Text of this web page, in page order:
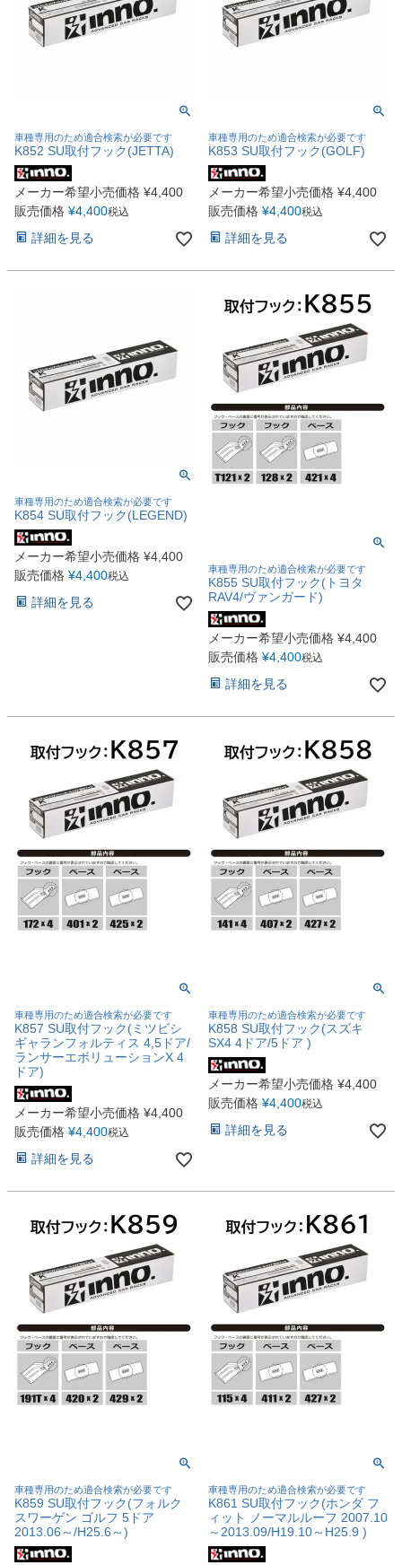
車種専用のため適合検索が必要です
K852 SU取付フック(JETTA)
メーカー希望小売価格 ¥4,400
販売価格 ¥4,400税込
詳細を見る
車種専用のため適合検索が必要です
K853 SU取付フック(GOLF)
メーカー希望小売価格 ¥4,400
販売価格 ¥4,400税込
詳細を見る
車種専用のため適合検索が必要です
K854 SU取付フック(LEGEND)
メーカー希望小売価格 ¥4,400
販売価格 ¥4,400税込
詳細を見る
車種専用のため適合検索が必要です
K855 SU取付フック(トヨタ
RAV4/ヴァンガード)
メーカー希望小売価格 ¥4,400
販売価格 ¥4,400税込
詳細を見る
車種専用のため適合検索が必要です
K857 SU取付フック(ミツビシ
ギャランフォルティス 4,5ドア/
ランサーエボリューションX 4
ドア)
メーカー希望小売価格 ¥4,400
販売価格 ¥4,400税込
詳細を見る
車種専用のため適合検索が必要です
K858 SU取付フック(スズキ
SX4 4ドア/5ドア )
メーカー希望小売価格 ¥4,400
販売価格 ¥4,400税込
詳細を見る
車種専用のため適合検索が必要です
K859 SU取付フック(フォルク
スワーゲン ゴルフ 5ドア
2013.06～/H25.6～)
車種専用のため適合検索が必要です
K861 SU取付フック(ホンダ フ
ィット ノーマルルーフ 2007.10
～2013.09/H19.10～H25.9 )